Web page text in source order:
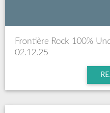
Frontière Rock 100%
02.12.25